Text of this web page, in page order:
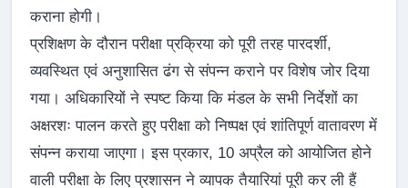
कराना होगी।
प्रशिक्षण के दौरान परीक्षा प्रक्रिया को पूरी तरह पारदर्शी,
व्यवस्थित एवं अनुशासित ढंग से संपन्न कराने पर विशेष जोर दिया
गया। अधिकारियों ने स्पष्ट किया कि मंडल के सभी निर्देशों का
अक्षरशः पालन करते हुए परीक्षा को निष्पक्ष एवं शांतिपूर्ण वातावरण में
संपन्न कराया जाएगा। इस प्रकार, 10 अप्रैल को आयोजित होने
वाली परीक्षा के लिए प्रशासन ने व्यापक तैयारियां पूरी कर ली हैं